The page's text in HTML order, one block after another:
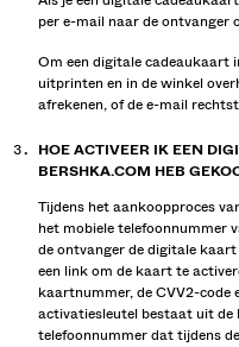
per e-mail naar de ontvanger
Om een digitale cadeaukaart
uitprinten en in de winkel
afrekenen, of de e-mail
HOE ACTIVEER IK EEN
BERSHKA.COM HEB
Tijdens het aankoopproces
het mobiele telefoonnummer
de ontvanger de digitale
een link om de kaart te
kaartnummer, de CVV2-code
activatiesleutel bestaat uit de
telefoonnummer dat tijdens